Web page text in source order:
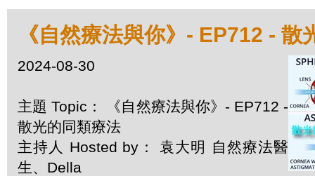
《自然療法與你》- EP712 - 散
2024-08-30
主題 Topic： 《自然療法與你》- EP712 -
散光的同類療法
主持人 Hosted by： 袁大明 自然療法醫
生、Della